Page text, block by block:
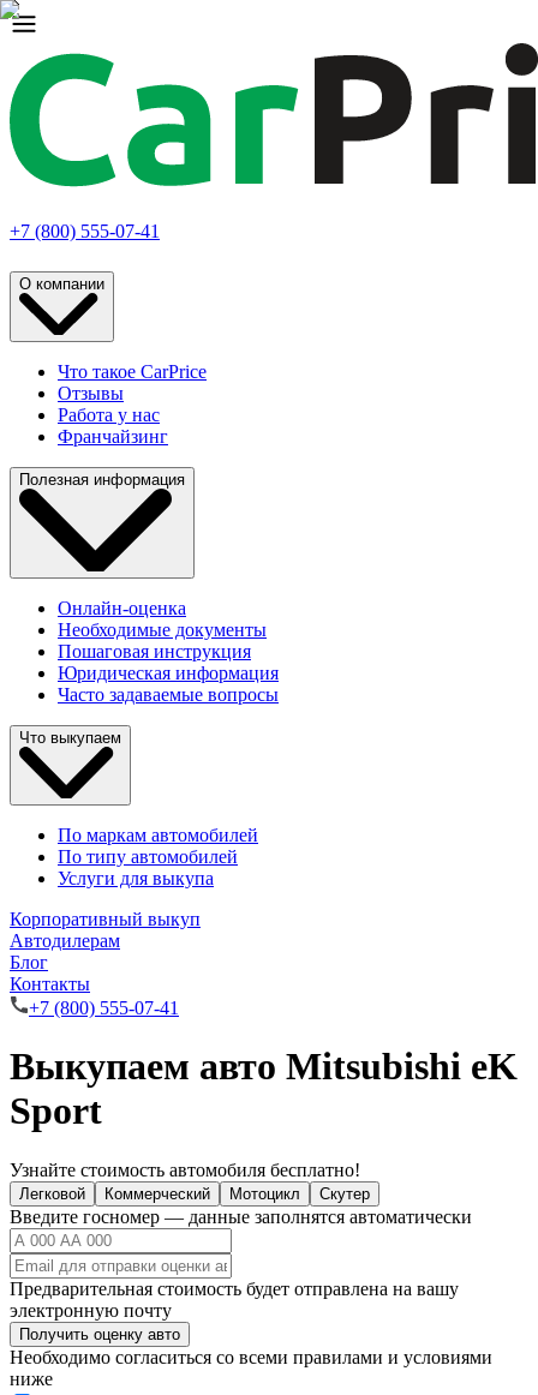
+7 (800) 555-07-41
О компании
Что такое CarPrice
Отзывы
Работа у нас
Франчайзинг
Полезная информация
Онлайн-оценка
Необходимые документы
Пошаговая инструкция
Юридическая информация
Часто задаваемые вопросы
Что выкупаем
По маркам автомобилей
По типу автомобилей
Услуги для выкупа
Корпоративный выкуп
Автодилерам
Блог
Контакты
+7 (800) 555-07-41
Выкупаем авто Mitsubishi eK
Sport
Узнайте стоимость автомобиля бесплатно!
Легковой Коммерческий Мотоцикл Скутер
Введите госномер — данные заполнятся автоматически
Предварительная стоимость будет отправлена на вашу
электронную почту
Получить оценку авто
Необходимо согласиться со всеми правилами и условиями
ниже